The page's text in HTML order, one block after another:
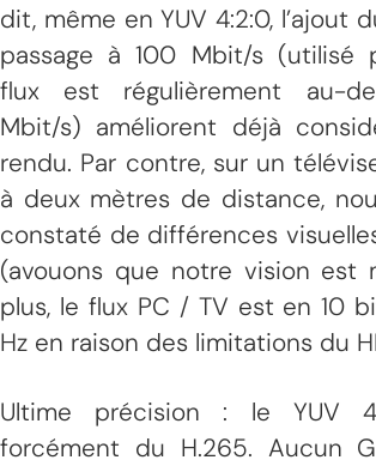
dit, même en YUV 4:2:0, l’ajout
passage à 100 Mbit/s (utilisé
flux est régulièrement au-
Mbit/s) améliorent déjà
rendu. Par contre, sur un
à deux mètres de distance,
constaté de différences
(avouons que notre vision est
plus, le flux PC / TV est en 10
Hz en raison des limitations du
Ultime précision : le YUV
forcément du H.265. Aucun